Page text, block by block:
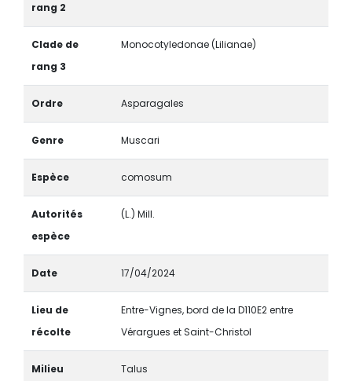
rang 2
Clade de
rang 3
Monocotyledonae (Lilianae)
Ordre Asparagales
Genre Muscari
Espèce comosum
Autorités
espèce
(L.) Mill.
Date 17/04/2024
Lieu de
récolte
Entre-Vignes, bord de la D110E2 entre
Vérargues et Saint-Christol
Milieu Talus